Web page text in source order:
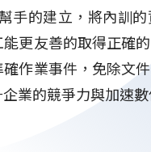
手的建立，將內訓
更友善的取得正確
作業事件，免除文
業的競爭力與加速數